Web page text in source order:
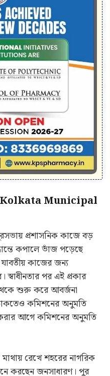
Municipal
প্রশাসনিক কাজে বড়
কপালে ভাঁজ পড়েছে
কাজের জন্য
পর এই প্রকার
থেকে শুরু করে আবর্জনা
কমিশনের অনুমতি
আগে কমিশনের অনুমতি
রেখে শহরের নাগরিক
করছেন জনসাধারণ। পুর